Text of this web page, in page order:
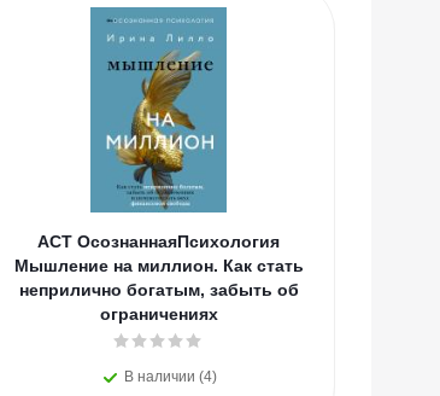
АСТ ОсознаннаяПсихология
Мышление на миллион. Как стать
неприлично богатым, забыть об
ограничениях
В наличии (4)